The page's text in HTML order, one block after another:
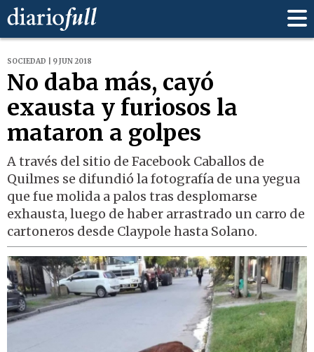
SOCIEDAD | 9 JUN 2018
No daba más, cayó
exausta y furiosos la
mataron a golpes
A través del sitio de Facebook Caballos de
Quilmes se difundió la fotografía de una yegua
que fue molida a palos tras desplomarse
exhausta, luego de haber arrastrado un carro de
cartoneros desde Claypole hasta Solano.